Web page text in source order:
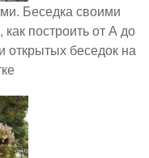
Беседка своими
построить от А до
беседок на